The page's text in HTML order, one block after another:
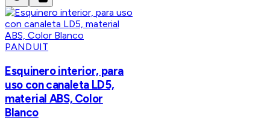
PANDUIT
Esquinero interior, para
uso con canaleta LD5,
material ABS, Color
Blanco